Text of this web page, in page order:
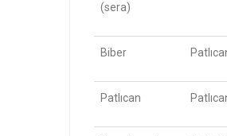
(sera)
Biber
Patlıcan